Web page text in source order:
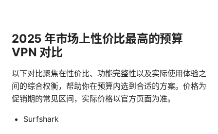
2025 年市场上性价比最高的预算
VPN 对比
以下对比聚焦在性价比、功能完整性以及实际使用体验之
间的综合权衡，帮助你在预算内选到合适的方案。价格为
促销期的常见区间，实际价格以官方页面为准。
Surfshark